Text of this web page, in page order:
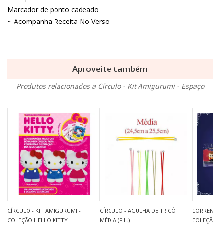
Marcador de ponto cadeado
~ Acompanha Receita No Verso.
Aproveite também
Produtos relacionados a Círculo - Kit Amigurumi - Espaço
CÍRCULO - KIT AMIGURUMI -
COLEÇÃO HELLO KITTY
CÍRCULO - AGULHA DE TRICÔ
MÉDIA (F.L.)
COLEÇÃO